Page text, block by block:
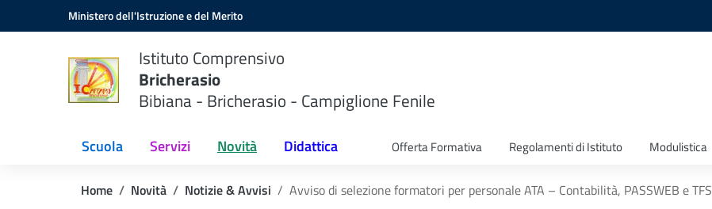
Vai ai contenuti
Vai al menu di navigazioneMinistero dell'Istruzione e del Merito
Istituto Comprensivo
Bricherasio
Bibiana - Bricherasio - Campiglione Fenile
Scuola Servizi Novità Didattica Offerta Formativa Regolamenti di Istituto Modulistica
Home Novità Notizie & Avvisi Avviso di selezione formatori per personale ATA – Contabilità, PASSWEB e TFS